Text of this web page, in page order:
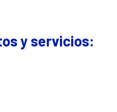
y servicios: